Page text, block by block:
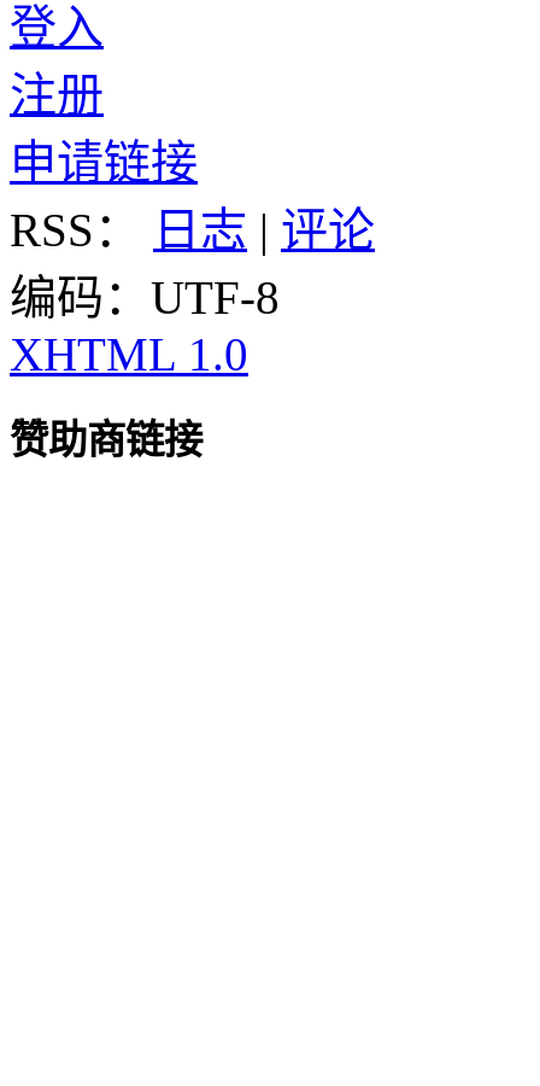
登入
注册
申请链接
RSS：
日志 | 评论
编码：UTF-8
XHTML 1.0
赞助商链接